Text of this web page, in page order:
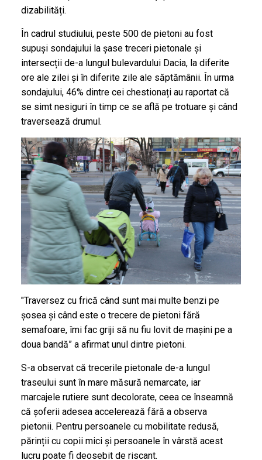
dizabilități.
În cadrul studiului, peste 500 de pietoni au fost
supuși sondajului la șase treceri pietonale și
intersecții de-a lungul bulevardului Dacia, la diferite
ore ale zilei și în diferite zile ale săptămânii. În urma
sondajului, 46% dintre cei chestionați au raportat că
se simt nesiguri în timp ce se află pe trotuare și când
traversează drumul.
"Traversez cu frică când sunt mai multe benzi pe
șosea și când este o trecere de pietoni fără
semafoare, îmi fac griji să nu fiu lovit de mașini pe a
doua bandă” a afirmat unul dintre pietoni.
S-a observat că trecerile pietonale de-a lungul
traseului sunt în mare măsură nemarcate, iar
marcajele rutiere sunt decolorate, ceea ce înseamnă
că șoferii adesea accelerează fără a observa
pietonii. Pentru persoanele cu mobilitate redusă,
părinții cu copii mici și persoanele în vârstă acest
lucru poate fi deosebit de riscant.